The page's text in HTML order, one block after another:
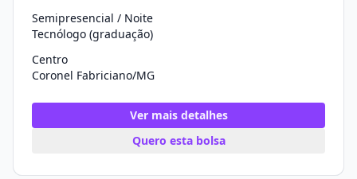
Semipresencial / Noite
Tecnólogo (graduação)
Centro
Coronel Fabriciano/MG
Ver mais detalhes
Quero esta bolsa